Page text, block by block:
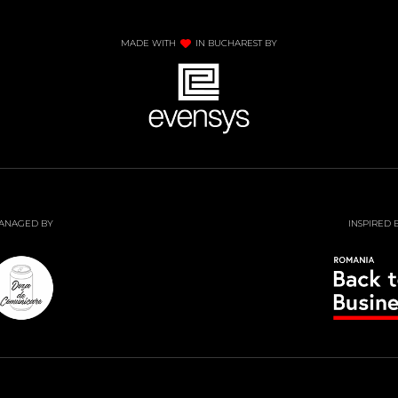
MADE WITH IN BUCHAREST BY
BY INSPIRED